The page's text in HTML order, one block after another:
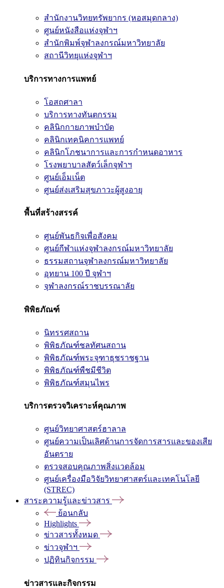
สำนักงานวิทยทรัพยากร (หอสมุดกลาง)
ศูนย์หนังสือแห่งจุฬาฯ
สำนักพิมพ์จุฬาลงกรณ์มหาวิทยาลัย
สถานีวิทยุแห่งจุฬาฯ
บริการทางการแพทย์
โอสถศาลา
บริการทางทันตกรรม
คลินิกกายภาพบำบัด
คลินิกเทคนิคการแพทย์
คลินิกโภชนาการและการกำหนดอาหาร
โรงพยาบาลสัตว์เล็กจุฬาฯ
ศูนย์เอ็มเน็ต
ศูนย์ส่งเสริมสุขภาวะผู้สูงอายุ
พื้นที่สร้างสรรค์
ศูนย์พันธกิจเพื่อสังคม
ศูนย์กีฬาแห่งจุฬาลงกรณ์มหาวิทยาลัย
ธรรมสถานจุฬาลงกรณ์มหาวิทยาลัย
อุทยาน 100 ปี จุฬาฯ
จุฬาลงกรณ์ราชบรรณาลัย
พิพิธภัณฑ์
นิทรรศสถาน
พิพิธภัณฑ์ชลทัศนสถาน
พิพิธภัณฑ์พระจุฑาธุชราชฐาน
พิพิธภัณฑ์พืชมีชีวิต
พิพิธภัณฑ์สมุนไพร
บริการตรวจวิเคราะห์คุณภาพ
ศูนย์วิทยาศาสตร์ฮาลาล
ศูนย์ความเป็นเลิศด้านการจัดการสารและของเสีย
อันตราย
ตรวจสอบคุณภาพสิ่งแวดล้อม
ศูนย์เครื่องมือวิจัยวิทยาศาสตร์และเทคโนโลยี
(STREC)
สาระความรู้และข่าวสาร
ย้อนกลับ
Highlights
ข่าวสารทั้งหมด
ข่าวจุฬาฯ
ปฏิทินกิจกรรม
ข่าวสารและกิจกรรม